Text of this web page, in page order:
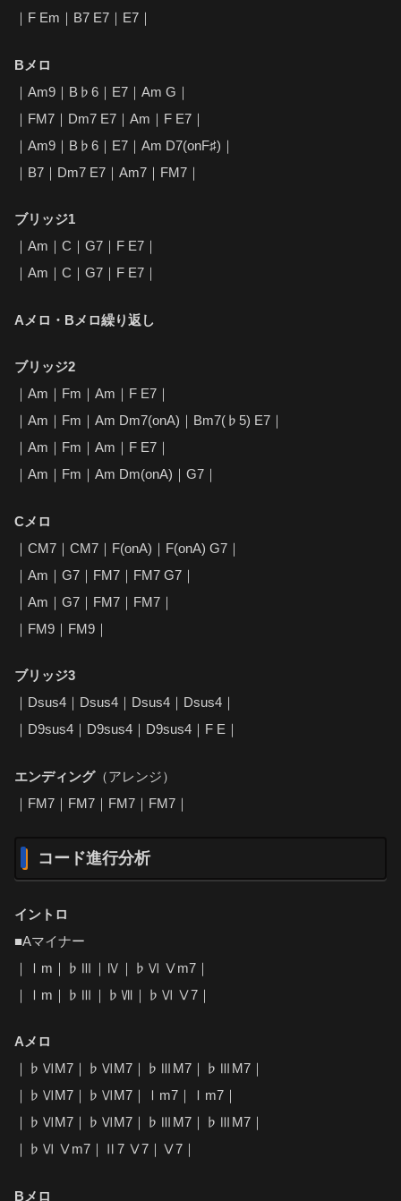
｜F Em｜B7 E7｜E7｜
Bメロ
｜Am9｜B♭6｜E7｜Am G｜
｜FM7｜Dm7 E7｜Am｜F E7｜
｜Am9｜B♭6｜E7｜Am D7(onF♯)｜
｜B7｜Dm7 E7｜Am7｜FM7｜
ブリッジ1
｜Am｜C｜G7｜F E7｜
｜Am｜C｜G7｜F E7｜
Aメロ・Bメロ繰り返し
ブリッジ2
｜Am｜Fm｜Am｜F E7｜
｜Am｜Fm｜Am Dm7(onA)｜Bm7(♭5) E7｜
｜Am｜Fm｜Am｜F E7｜
｜Am｜Fm｜Am Dm(onA)｜G7｜
Cメロ
｜CM7｜CM7｜F(onA)｜F(onA) G7｜
｜Am｜G7｜FM7｜FM7 G7｜
｜Am｜G7｜FM7｜FM7｜
｜FM9｜FM9｜
ブリッジ3
｜Dsus4｜Dsus4｜Dsus4｜Dsus4｜
｜D9sus4｜D9sus4｜D9sus4｜F E｜
エンディング（アレンジ）
｜FM7｜FM7｜FM7｜FM7｜
コード進行分析
イントロ
■Aマイナー
｜Ⅰm｜♭Ⅲ｜Ⅳ｜♭Ⅵ Ⅴm7｜
｜Ⅰm｜♭Ⅲ｜♭Ⅶ｜♭Ⅵ Ⅴ7｜
Aメロ
｜♭ⅥM7｜♭ⅥM7｜♭ⅢM7｜♭ⅢM7｜
｜♭ⅥM7｜♭ⅥM7｜Ⅰm7｜Ⅰm7｜
｜♭ⅥM7｜♭ⅥM7｜♭ⅢM7｜♭ⅢM7｜
｜♭Ⅵ Ⅴm7｜Ⅱ7 Ⅴ7｜Ⅴ7｜
Bメロ